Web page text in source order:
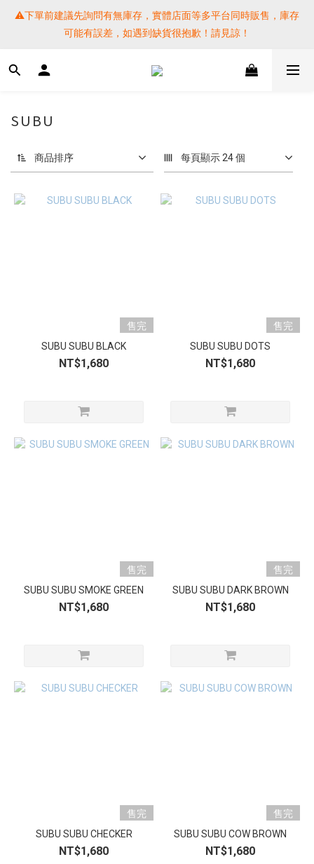
⚠️下單前建議先詢問有無庫存，實體店面等多平台同時販售，庫存
可能有誤差，如遇到缺貨很抱歉！請見諒！
⚠️下單前建議先詢問有無庫存，實體店面等多平台同時販售，庫存
可能有誤差，如遇到缺貨很抱歉！請見諒！
SF EXPRESS WORLD SHIPPING
⚠️下單前建議先詢問有無庫存，實體店面等多平台同時販售，庫存
SUBU
商品排序 每頁顯示 24 個
售完
SUBU SUBU BLACK
NT$1,680
售完
SUBU SUBU DOTS
NT$1,680
售完
SUBU SUBU SMOKE GREEN
NT$1,680
售完
SUBU SUBU DARK BROWN
NT$1,680
售完
SUBU SUBU CHECKER
NT$1,680
售完
SUBU SUBU COW BROWN
NT$1,680